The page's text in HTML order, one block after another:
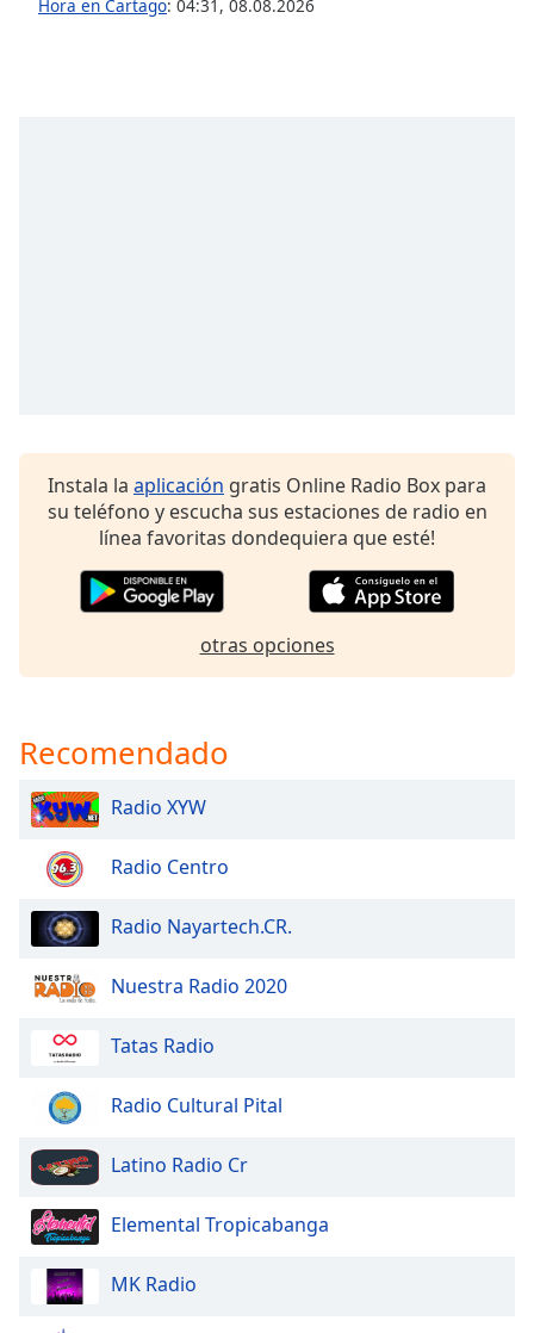
Text
Background
Color
Area
Opacity
Edge
Family
Reset
Done
Close
Dialog
Hora en Cartago: 04:31 , 08.08.2026
Instala la aplicación gratis Online Radio Box para
su teléfono y escucha sus estaciones de radio en
línea favoritas dondequiera que esté!
otras opciones
Recomendado
Radio XYW
Radio Centro
Radio Nayartech.CR.
Nuestra Radio 2020
Tatas Radio
Radio Cultural Pital
Latino Radio Cr
Elemental Tropicabanga
MK Radio